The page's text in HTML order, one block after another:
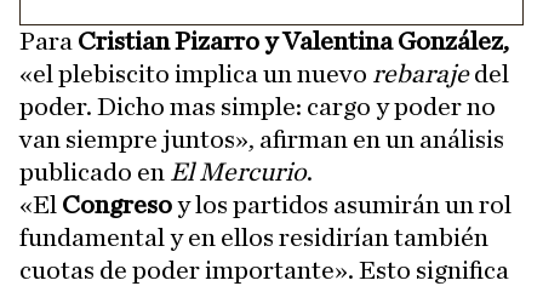
Para Cristian Pizarro y Valentina González,
«el plebiscito implica un nuevo rebarajedel
poder. Dicho mas simple: cargo y poder no
van siempre juntos», afirman en un análisis
publicado en El Mercurio.
«El Congresoy los partidos asumirán un rol
fundamental y en ellos residirían también
cuotas de poder importante». Esto significa